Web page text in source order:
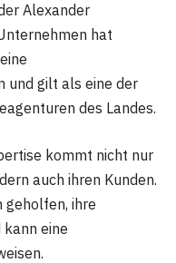
Alexander
hat
und gilt als eine der
des Landes.
kommt nicht nur
auch ihren Kunden.
geholfen, ihre
eine